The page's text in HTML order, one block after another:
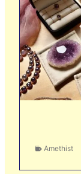
Amethist